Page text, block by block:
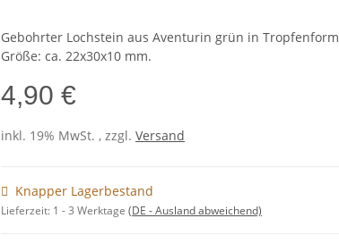
Gebohrter Lochstein aus Aventurin grün in Tropfenform
Größe: ca. 22x30x10 mm.
4,90 €
inkl. 19% MwSt. , zzgl. Versand
Knapper Lagerbestand
Lieferzeit: 1 - 3 Werktage (DE - Ausland abweichend)